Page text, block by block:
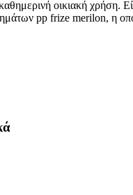
οικιακή χρήση.
pp frize merilon, η